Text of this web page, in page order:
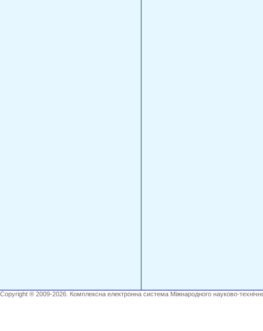
Copyright ® 2009-2026. Комплексна електронна система Міжнародного науково-